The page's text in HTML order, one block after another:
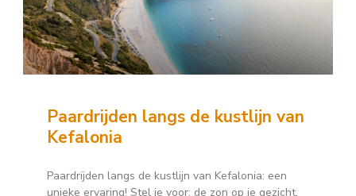
Paardrijden langs de kustlijn van
Kefalonia
Paardrijden langs de kustlijn van Kefalonia: een
unieke ervaring! Stel je voor: de zon op je gezicht,